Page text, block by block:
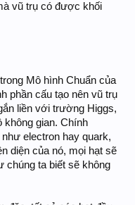
vũ trụ có được khối
Mô hình Chuẩn của
phần cấu tạo nên vũ trụ
liền với trường Higgs,
không gian. Chính
electron hay quark,
diện của nó, mọi hạt sẽ
chúng ta biết sẽ không